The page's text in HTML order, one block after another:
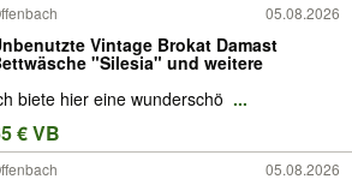
05.08.2026
Vintage Brokat Damast
"Silesia" und weitere
biete hier eine wunderschö ...
€ VB
05.08.2026